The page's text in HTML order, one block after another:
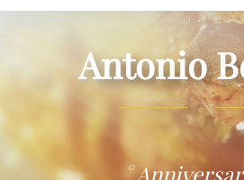
Antonio
~
°